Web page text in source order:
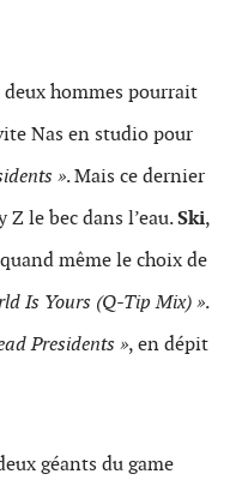
hommes pourrait
Nas en studio pour
». Mais ce dernier
le bec dans l’eau.Ski,
même le choix de
Is Yours (Q-Tip Mix) ».
Presidents », en dépit
géants du game